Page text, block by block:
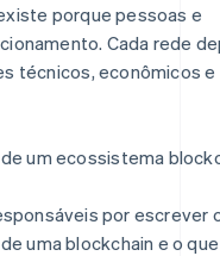
porque pessoas e
Cada rede
técnicos, econômicos e
um ecossistema
por escrever
uma blockchain e o